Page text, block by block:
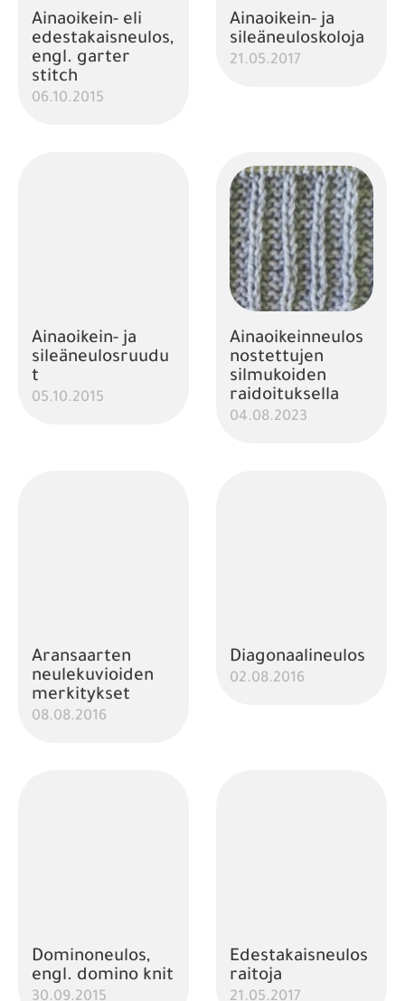
Ainaoikein- eli
edestakaisneulos,
engl. garter
stitch
06.10.2015
Ainaoikein- ja
sileäneuloskoloja
21.05.2017
Ainaoikein- ja
sileäneulosruudu
t
05.10.2015
Ainaoikeinneulos
nostettujen
silmukoiden
raidoituksella
04.08.2023
Aransaarten
neulekuvioiden
merkitykset
08.08.2016
Diagonaalineulos
02.08.2016
Dominoneulos,
engl. domino knit
Edestakaisneulos
raitoja